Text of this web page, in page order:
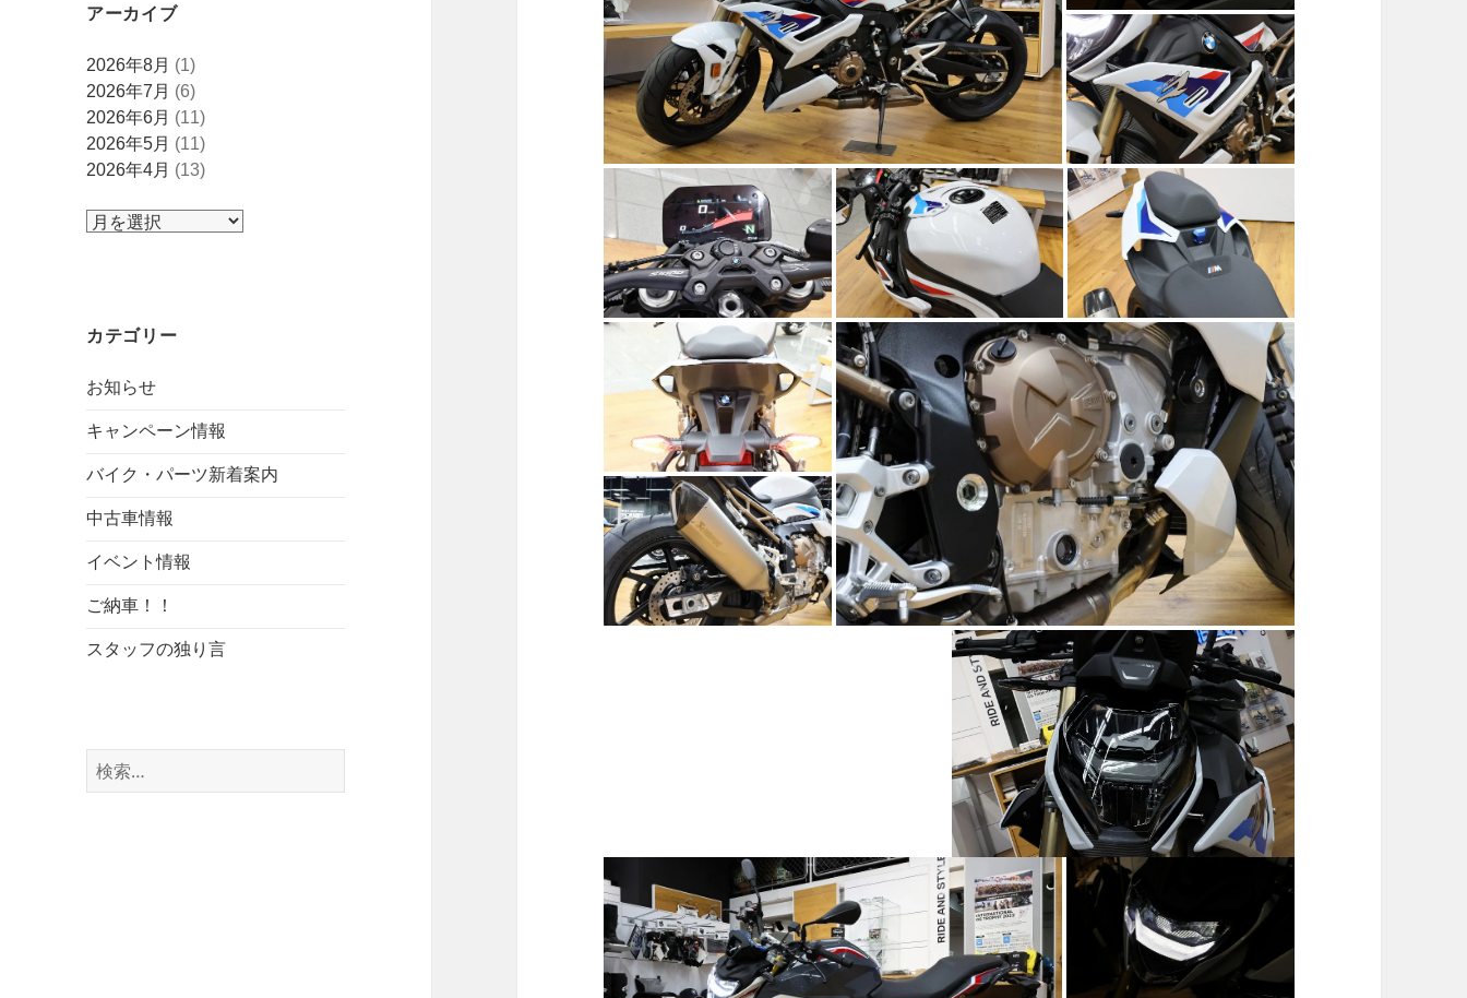
アーカイブ
ア
ー
カ
イ
ブ
2026年8月 (1)
2026年7月 (6)
2026年6月 (11)
2026年5月 (11)
2026年4月 (13)
カテゴリー
お知らせ
キャンペーン情報
バイク・パーツ新着案内
中古車情報
イベント情報
ご納車！！
スタッフの独り言
検